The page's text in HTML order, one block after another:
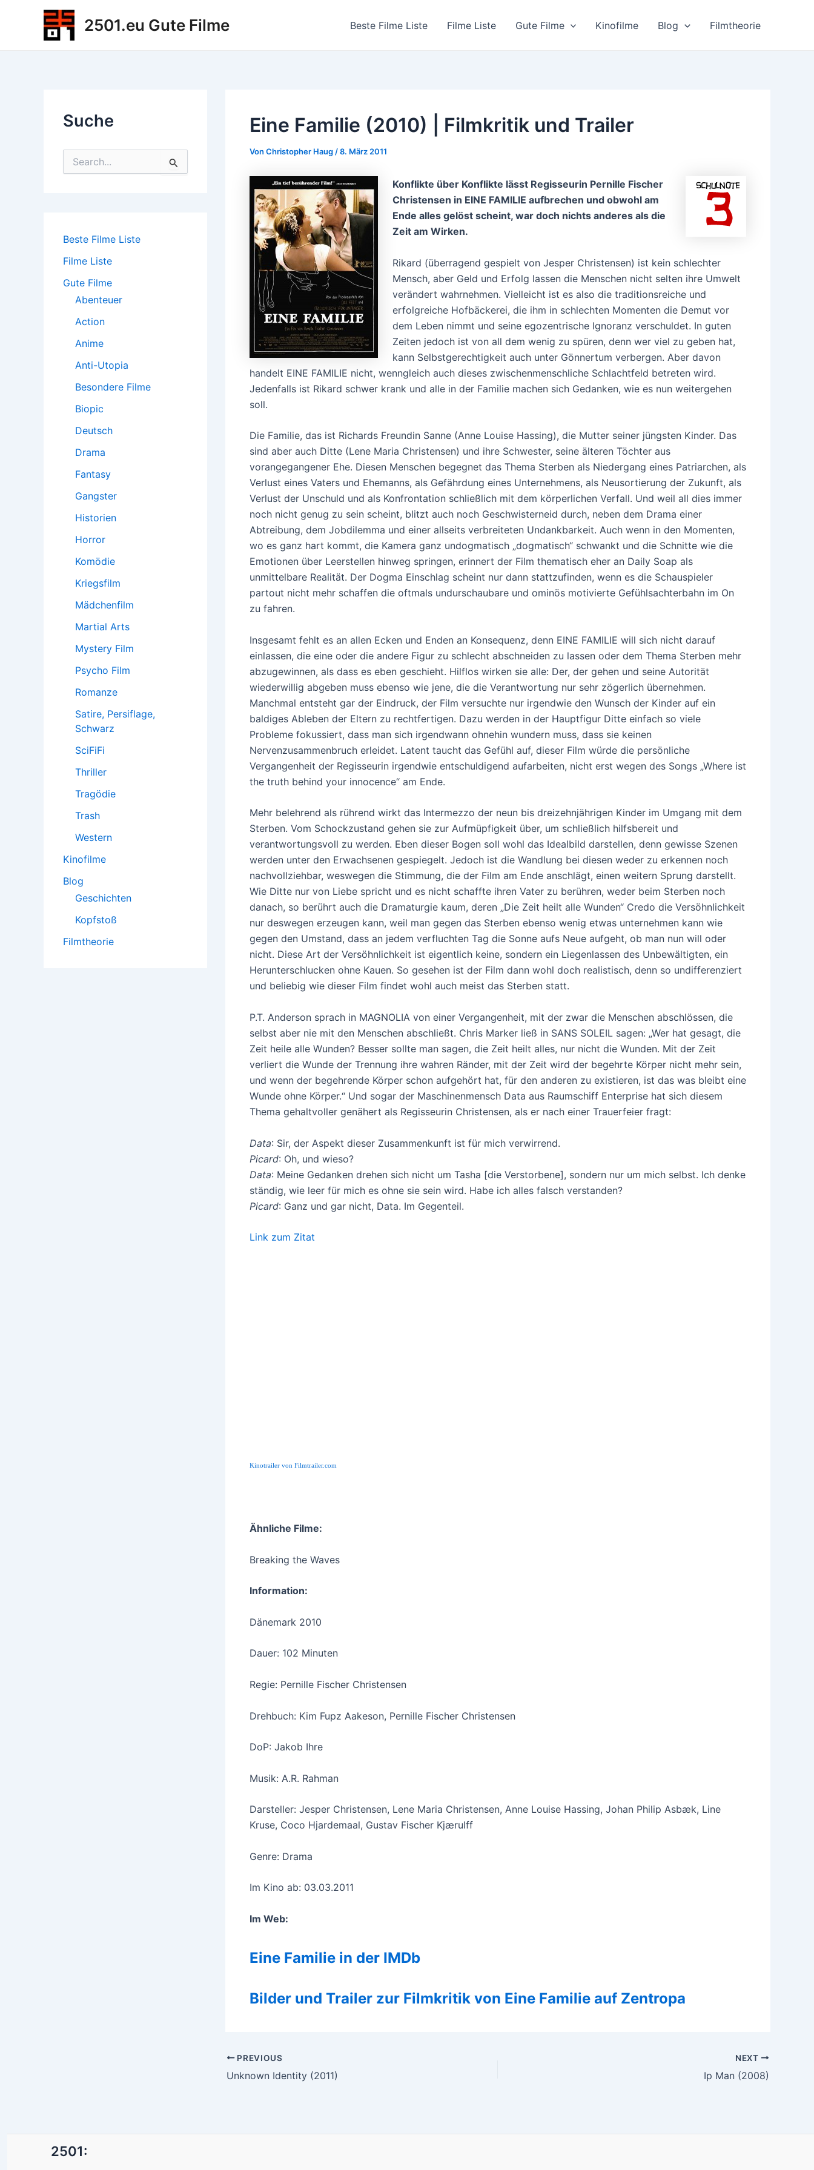
2501.eu Gute Filme Beste Filme Liste Filme Liste Gute Filme Kinofilme Blog Filmtheorie
Suche
a
h
Beste Filme Liste
Filme Liste
Gute Filme
Abenteuer
Action
Anime
Anti-Utopia
Besondere Filme
Biopic
Deutsch
Drama
Fantasy
Gangster
Historien
Horror
Komödie
Kriegsfilm
Mädchenfilm
Martial Arts
Mystery Film
Psycho Film
Romanze
Satire, Persiflage,
Schwarz
SciFiFi
Thriller
Tragödie
Trash
Western
Kinofilme
Blog
Geschichten
Kopfstoß
Filmtheorie
Eine Familie (2010) | Filmkritik und Trailer
Von Christopher Haug /8. März 2011
Konflikte über Konflikte lässt Regisseurin Pernille Fischer
Christensen in EINE FAMILIE aufbrechen und obwohl am
Ende alles gelöst scheint, war doch nichts anderes als die
Zeit am Wirken.
Rikard (überragend gespielt von Jesper Christensen) ist kein schlechter
Mensch, aber Geld und Erfolg lassen die Menschen nicht selten ihre Umwelt
verändert wahrnehmen. Vielleicht ist es also die traditionsreiche und
erfolgreiche Hofbäckerei, die ihm in schlechten Momenten die Demut vor
dem Leben nimmt und seine egozentrische Ignoranz verschuldet. In guten
Zeiten jedoch ist von all dem wenig zu spüren, denn wer viel zu geben hat,
kann Selbstgerechtigkeit auch unter Gönnertum verbergen. Aber davon
handelt EINE FAMILIE nicht, wenngleich auch dieses zwischenmenschliche Schlachtfeld betreten wird.
Jedenfalls ist Rikard schwer krank und alle in der Familie machen sich Gedanken, wie es nun weitergehen
soll.
Die Familie, das ist Richards Freundin Sanne (Anne Louise Hassing), die Mutter seiner jüngsten Kinder. Das
sind aber auch Ditte (Lene Maria Christensen) und ihre Schwester, seine älteren Töchter aus
vorangegangener Ehe. Diesen Menschen begegnet das Thema Sterben als Niedergang eines Patriarchen, als
Verlust eines Vaters und Ehemanns, als Gefährdung eines Unternehmens, als Neusortierung der Zukunft, als
Verlust der Unschuld und als Konfrontation schließlich mit dem körperlichen Verfall. Und weil all dies immer
noch nicht genug zu sein scheint, blitzt auch noch Geschwisterneid durch, neben dem Drama einer
Abtreibung, dem Jobdilemma und einer allseits verbreiteten Undankbarkeit. Auch wenn in den Momenten,
wo es ganz hart kommt, die Kamera ganz undogmatisch „dogmatisch“ schwankt und die Schnitte wie die
Emotionen über Leerstellen hinweg springen, erinnert der Film thematisch eher an Daily Soap als
unmittelbare Realität. Der Dogma Einschlag scheint nur dann stattzufinden, wenn es die Schauspieler
partout nicht mehr schaffen die oftmals undurschaubare und ominös motivierte Gefühlsachterbahn im On
zu fahren.
Insgesamt fehlt es an allen Ecken und Enden an Konsequenz, denn EINE FAMILIE will sich nicht darauf
einlassen, die eine oder die andere Figur zu schlecht abschneiden zu lassen oder dem Thema Sterben mehr
abzugewinnen, als dass es eben geschieht. Hilflos wirken sie alle: Der, der gehen und seine Autorität
wiederwillig abgeben muss ebenso wie jene, die die Verantwortung nur sehr zögerlich übernehmen.
Manchmal entsteht gar der Eindruck, der Film versuchte nur irgendwie den Wunsch der Kinder auf ein
baldiges Ableben der Eltern zu rechtfertigen. Dazu werden in der Hauptfigur Ditte einfach so viele
Probleme fokussiert, dass man sich irgendwann ohnehin wundern muss, dass sie keinen
Nervenzusammenbruch erleidet. Latent taucht das Gefühl auf, dieser Film würde die persönliche
Vergangenheit der Regisseurin irgendwie entschuldigend aufarbeiten, nicht erst wegen des Songs „Where ist
the truth behind your innocence“ am Ende.
Mehr belehrend als rührend wirkt das Intermezzo der neun bis dreizehnjährigen Kinder im Umgang mit dem
Sterben. Vom Schockzustand gehen sie zur Aufmüpfigkeit über, um schließlich hilfsbereit und
verantwortungsvoll zu werden. Eben dieser Bogen soll wohl das Idealbild darstellen, denn gewisse Szenen
werden unter den Erwachsenen gespiegelt. Jedoch ist die Wandlung bei diesen weder zu erkennen noch
nachvollziehbar, weswegen die Stimmung, die der Film am Ende anschlägt, einen weitern Sprung darstellt.
Wie Ditte nur von Liebe spricht und es nicht schaffte ihren Vater zu berühren, weder beim Sterben noch
danach, so berührt auch die Dramaturgie kaum, deren „Die Zeit heilt alle Wunden“ Credo die Versöhnlichkeit
nur deswegen erzeugen kann, weil man gegen das Sterben ebenso wenig etwas unternehmen kann wie
gegen den Umstand, dass an jedem verfluchten Tag die Sonne aufs Neue aufgeht, ob man nun will oder
nicht. Diese Art der Versöhnlichkeit ist eigentlich keine, sondern ein Liegenlassen des Unbewältigten, ein
Herunterschlucken ohne Kauen. So gesehen ist der Film dann wohl doch realistisch, denn so undifferenziert
und beliebig wie dieser Film findet wohl auch meist das Sterben statt.
P.T. Anderson sprach in MAGNOLIA von einer Vergangenheit, mit der zwar die Menschen abschlössen, die
selbst aber nie mit den Menschen abschließt. Chris Marker ließ in SANS SOLEIL sagen: „Wer hat gesagt, die
Zeit heile alle Wunden? Besser sollte man sagen, die Zeit heilt alles, nur nicht die Wunden. Mit der Zeit
verliert die Wunde der Trennung ihre wahren Ränder, mit der Zeit wird der begehrte Körper nicht mehr sein,
und wenn der begehrende Körper schon aufgehört hat, für den anderen zu existieren, ist das was bleibt eine
Wunde ohne Körper.“ Und sogar der Maschinenmensch Data aus Raumschiff Enterprise hat sich diesem
Thema gehaltvoller genähert als Regisseurin Christensen, als er nach einer Trauerfeier fragt:
Data: Sir, der Aspekt dieser Zusammenkunft ist für mich verwirrend.
Picard: Oh, und wieso?
Data: Meine Gedanken drehen sich nicht um Tasha [die Verstorbene], sondern nur um mich selbst. Ich denke
ständig, wie leer für mich es ohne sie sein wird. Habe ich alles falsch verstanden?
Picard: Ganz und gar nicht, Data. Im Gegenteil.
Link zum Zitat
Kinotrailer von Filmtrailer.com
Ähnliche Filme:
Breaking the Waves
Information:
Dänemark 2010
Dauer: 102 Minuten
Regie: Pernille Fischer Christensen
Drehbuch: Kim Fupz Aakeson, Pernille Fischer Christensen
DoP: Jakob Ihre
Musik: A.R. Rahman
Darsteller: Jesper Christensen, Lene Maria Christensen, Anne Louise Hassing, Johan Philip Asbæk, Line
Kruse, Coco Hjardemaal, Gustav Fischer Kjærulff
Genre: Drama
Im Kino ab: 03.03.2011
Im Web:
Eine Familie in der IMDb
Bilder und Trailer zur Filmkritik von Eine Familie auf Zentropa
Post
navigation
PREVIOUS
Unknown Identity (2011)
NEXT
Ip Man (2008)
2501: